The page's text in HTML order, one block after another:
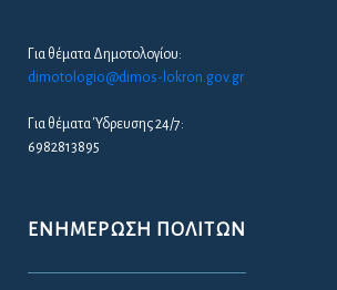
Για θέματα Δημοτολογίου:
dimotologio@dimos-lokron.gov.gr
Για θέματα Ύδρευσης 24/7:
6982813895
ΕΝΗΜΈΡΩΣΗ ΠΟΛΙΤΏΝ